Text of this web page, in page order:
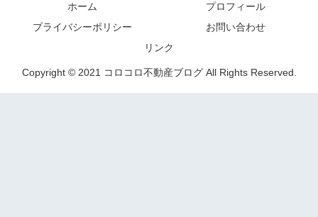
ホーム
プロフィール
プライバシーポリシー
お問い合わせ
リンク
Copyright © 2021 コロコロ不動産ブログ All Rights Reserved.